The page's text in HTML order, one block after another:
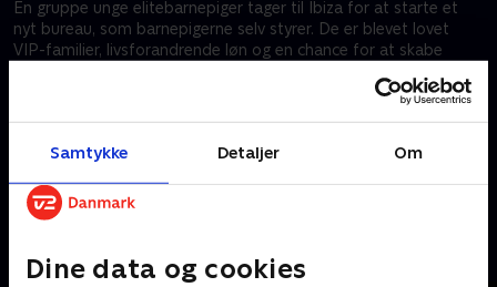
Samtykke Detaljer Om
Dine data og cookies
En gruppe unge elitebarnepiger tager til Ibiza for at starte et
nyt bureau, som barnepigerne selv styrer. De er blevet lovet
VIP-familier, livsforandrende løn og en chance for at skabe
personlige dramaer og en gammel skandale truer med at
Kræver tilkøb
Mere indhold fra Disney+